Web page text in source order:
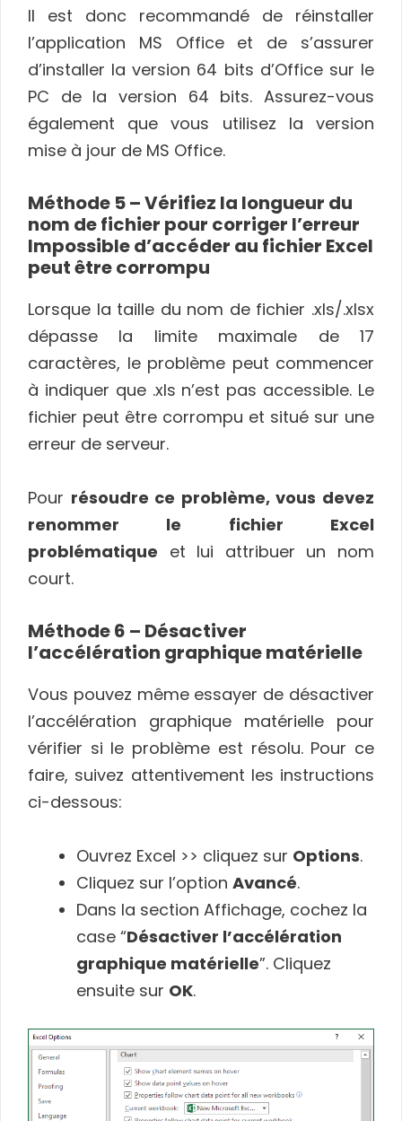
Il est donc recommandé de réinstaller
l’application MS Office et de s’assurer
d’installer la version 64 bits d’Office sur le
PC de la version 64 bits. Assurez-vous
également que vous utilisez la version
mise à jour de MS Office.
Méthode 5 – Vérifiez la longueur du
nom de fichier pour corriger l’erreur
Impossible d’accéder au fichier Excel
peut être corrompu
Lorsque la taille du nom de fichier .xls/.xlsx
dépasse la limite maximale de 17
caractères, le problème peut commencer
à indiquer que .xls n’est pas accessible. Le
fichier peut être corrompu et situé sur une
erreur de serveur.
Pour résoudre ce problème, vous devez
renommer le fichier Excel
problématique et lui attribuer un nom
court.
Méthode 6 – Désactiver
l’accélération graphique matérielle
Vous pouvez même essayer de désactiver
l’accélération graphique matérielle pour
vérifier si le problème est résolu. Pour ce
faire, suivez attentivement les instructions
ci-dessous:
Ouvrez Excel >> cliquez sur Options.
Cliquez sur l’option Avancé.
Dans la section Affichage, cochez la
case “Désactiver l’accélération
graphique matérielle”. Cliquez
ensuite sur OK.